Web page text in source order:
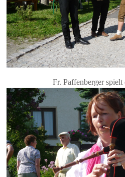
Fr. Paffenberger